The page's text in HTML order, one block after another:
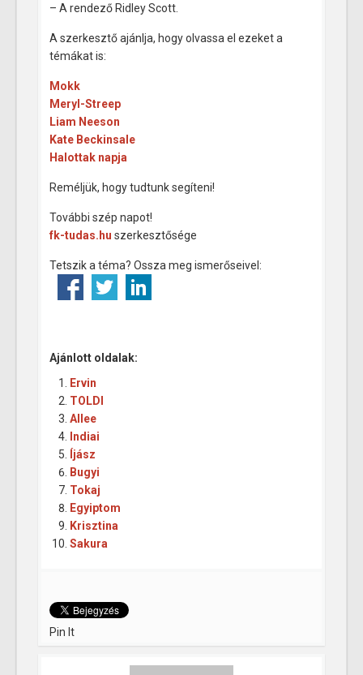
– A rendező Ridley Scott.
A szerkesztő ajánlja, hogy olvassa el ezeket a
témákat is:
Mokk
Meryl-Streep
Liam Neeson
Kate Beckinsale
Halottak napja
Reméljük, hogy tudtunk segíteni!
További szép napot!
fk-tudas.hu szerkesztősége
Tetszik a téma? Ossza meg ismerőseivel:
Ajánlott oldalak:
Ervin
TOLDI
Allee
Indiai
Íjász
Bugyi
Tokaj
Egyiptom
Krisztina
Sakura
Pin It